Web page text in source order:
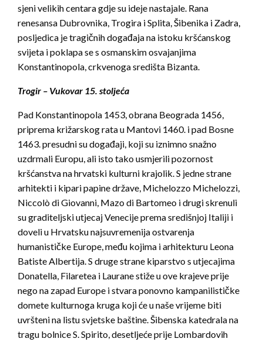
sjeni velikih centara gdje su ideje nastajale. Rana
renesansa Dubrovnika, Trogira i Splita, Šibenika i Zadra,
posljedica je tragičnih događaja na istoku kršćanskog
svijeta i poklapa se s osmanskim osvajanjima
Konstantinopola, crkvenoga središta Bizanta.
Trogir – Vukovar 15. stoljeća
Pad Konstantinopola 1453, obrana Beograda 1456,
priprema križarskog rata u Mantovi 1460. i pad Bosne
1463. presudni su događaji, koji su iznimno snažno
uzdrmali Europu, ali isto tako usmjerili pozornost
kršćanstva na hrvatski kulturni krajolik. S jedne strane
arhitekti i kipari papine države, Michelozzo Michelo­zzi,
Niccolò di Giovanni, Mazo di Bartomeo i drugi skrenuli
su graditeljski utjecaj Venecije prema središnjoj Italiji i
doveli u Hrvatsku najsuvremenija ostvarenja
humanističke Europe, među kojima i arhitekturu Leona
Batiste Albertija. S druge strane kiparstvo s utjecajima
Donatella, Filaretea i Laurane stiže u ove krajeve prije
nego na zapad Europe i stvara ponovno kampanilističke
domete kulturnoga kruga koji će u naše vrijeme biti
uvršteni na listu svjetske baštine. Šibenska katedrala na
tragu bolnice S. Spirito, desetljeće prije Lombardovih